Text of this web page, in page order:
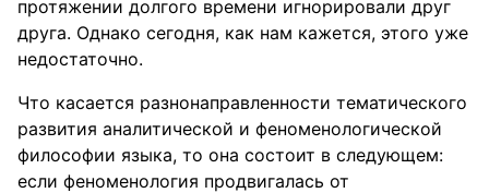
протяжении долгого времени игнорировали друг
друга. Однако сегодня, как нам кажется, этого уже
недостаточно.
Что касается разнонаправленности тематического
развития аналитической и феноменологической
философии языка, то она состоит в следующем:
если феноменология продвигалась от